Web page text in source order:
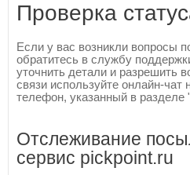
Проверка
Если у вас возникли вопросы
обратитесь в службу
уточнить детали и разрешить
связи используйте онлайн-чат
телефон, указанный в разделе
Отслеживание
сервис pickpoint.ru